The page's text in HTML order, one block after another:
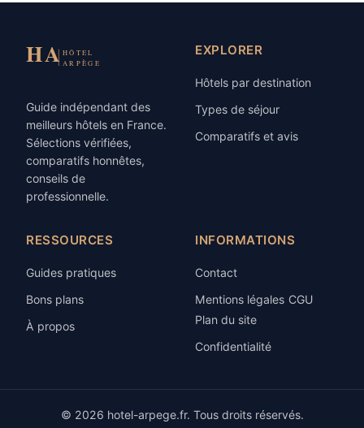
Guide indépendant des
meilleurs hôtels en France.
Sélections vérifiées,
comparatifs honnêtes,
conseils de
professionnelle.
EXPLORER
Hôtels par destination
Types de séjour
Comparatifs et avis
RESSOURCES
Guides pratiques
Bons plans
À propos
INFORMATIONS
Contact
Mentions légales CGU
Plan du site
Confidentialité
© 2026 hotel-arpege.fr. Tous droits réservés.